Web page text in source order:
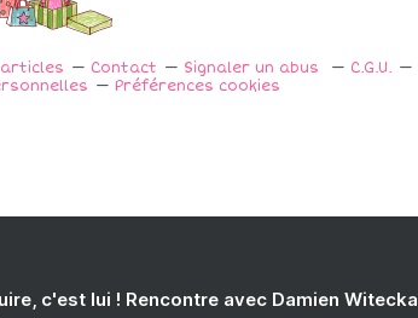
articles Contact Signaler un abus C.G.U.
Préférences cookies
c'est lui ! Rencontre avec Damien Witecka